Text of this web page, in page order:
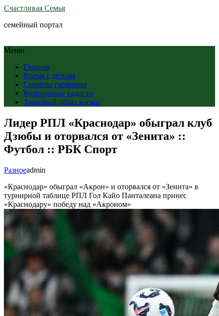
Счастливая Семья
семейный портал
Меню
Главная
Время с детьми
Секреты гармонии
Кулинарные радости
Здоровый образ жизни
Лидер РПЛ «Краснодар» обыграл клуб
Дзюбы и оторвался от «Зенита» ::
Футбол :: РБК Спорт
Разноеadmin
«Краснодар» обыграл «Акрон» и оторвался от «Зенита» в
турнирной таблице РПЛ Гол Кайо Панталеана принес
«Краснодару» победу над «Акроном»